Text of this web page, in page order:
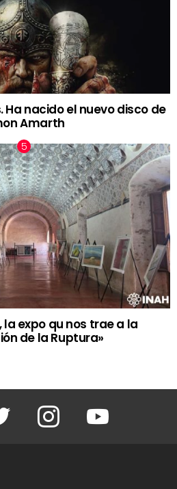
Ha nacido el nuevo disco de
Amarth
la expo qu nos trae a la
de la Ruptura»
Twitter Instagram Youtube